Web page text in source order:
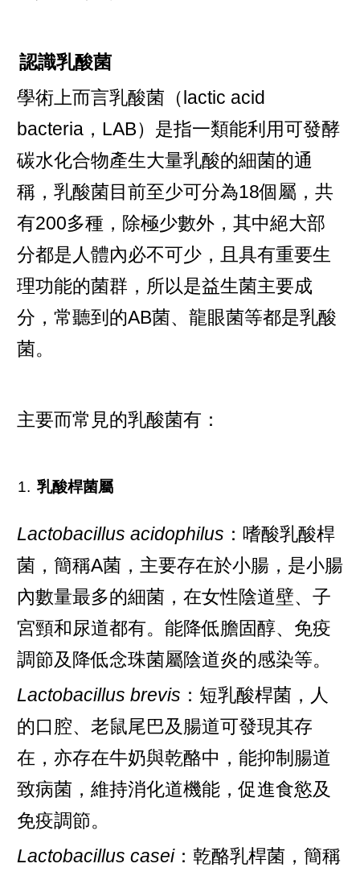
認識乳酸菌
學術上而言乳酸菌（lactic acid
bacteria，LAB）是指一類能利用可發酵
碳水化合物產生大量乳酸的細菌的通
稱，乳酸菌目前至少可分為18個屬，共
有200多種，除極少數外，其中絕大部
分都是人體內必不可少，且具有重要生
理功能的菌群，所以是益生菌主要成
分，常聽到的AB菌、龍眼菌等都是乳酸
菌。
主要而常見的乳酸菌有：
乳酸桿菌屬
Lactobacillus acidophilus ：嗜酸乳酸桿
菌，簡稱A菌，主要存在於小腸，是小腸
內數量最多的細菌，在女性陰道壁、子
宮頸和尿道都有。能降低膽固醇、免疫
調節及降低念珠菌屬陰道炎的感染等。
Lactobacillus brevis ：短乳酸桿菌，人
的口腔、老鼠尾巴及腸道可發現其存
在，亦存在牛奶與乾酪中，能抑制腸道
致病菌，維持消化道機能，促進食慾及
免疫調節。
Lactobacillus casei：乾酪乳桿菌，簡稱